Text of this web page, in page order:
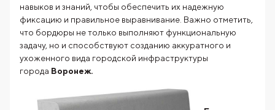
навыков и знаний, чтобы обеспечить их надежную
фиксацию и правильное выравнивание. Важно отметить,
что бордюры не только выполняют функциональную
задачу, но и способствуют созданию аккуратного и
ухоженного вида городской инфраструктуры
города Воронеж.